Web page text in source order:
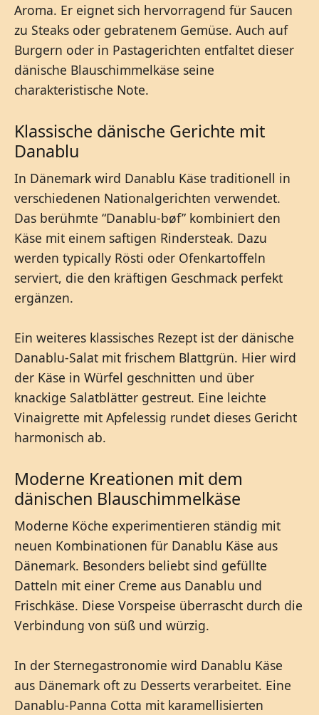
Aroma. Er eignet sich hervorragend für Saucen
zu Steaks oder gebratenem Gemüse. Auch auf
Burgern oder in Pastagerichten entfaltet dieser
dänische Blauschimmelkäse seine
charakteristische Note.
Klassische dänische Gerichte mit
Danablu
In Dänemark wird Danablu Käse traditionell in
verschiedenen Nationalgerichten verwendet.
Das berühmte “Danablu-bøf” kombiniert den
Käse mit einem saftigen Rindersteak. Dazu
werden typically Rösti oder Ofenkartoffeln
serviert, die den kräftigen Geschmack perfekt
ergänzen.
Ein weiteres klassisches Rezept ist der dänische
Danablu-Salat mit frischem Blattgrün. Hier wird
der Käse in Würfel geschnitten und über
knackige Salatblätter gestreut. Eine leichte
Vinaigrette mit Apfelessig rundet dieses Gericht
harmonisch ab.
Moderne Kreationen mit dem
dänischen Blauschimmelkäse
Moderne Köche experimentieren ständig mit
neuen Kombinationen für Danablu Käse aus
Dänemark. Besonders beliebt sind gefüllte
Datteln mit einer Creme aus Danablu und
Frischkäse. Diese Vorspeise überrascht durch die
Verbindung von süß und würzig.
In der Sternegastronomie wird Danablu Käse
aus Dänemark oft zu Desserts verarbeitet. Eine
Danablu-Panna Cotta mit karamellisierten